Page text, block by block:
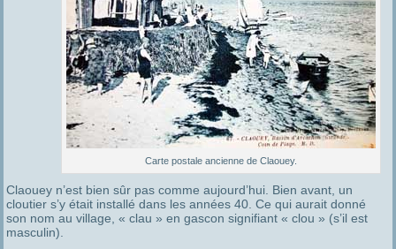
Carte postale ancienne de Claouey.
Claouey n’est bien sûr pas comme aujourd’hui. Bien avant, un
cloutier s’y était installédans les années 40 . Ce qui aurait donné
son nom au village, « clau » en gascon signifiant « clou » (s’il est
masculin).